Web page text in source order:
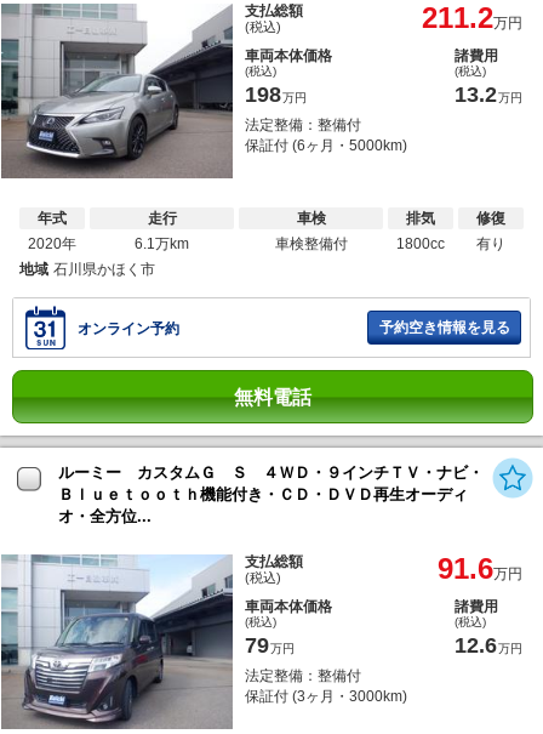
支払総額
(税込) 211.2万円
車両本体価格
(税込)
198万円
諸費用
(税込)
13.2万円
法定整備：整備付
保証付 (6ヶ月・5000km)
年式
2020年
走行
6.1万km
車検
車検整備付
排気
1800cc
修復
有り
地域 石川県かほく市
オンライン予約 予約空き情報を見る
無料電話
ルーミー カスタムＧ Ｓ ４ＷＤ・９インチＴＶ・ナビ・
Ｂｌｕｅｔｏｏｔｈ機能付き・ＣＤ・ＤＶＤ再生オーディ
オ・全方位...
支払総額
(税込) 91.6万円
車両本体価格
(税込)
79万円
諸費用
(税込)
12.6万円
法定整備：整備付
保証付 (3ヶ月・3000km)